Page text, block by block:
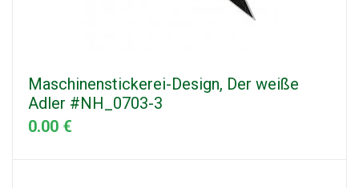
Maschinenstickerei-Design, Der weiße
Adler #NH_0703-3
0.00 €